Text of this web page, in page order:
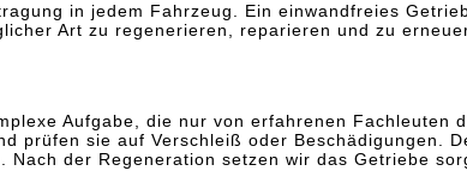
in jedem Fahrzeug. Ein einwandfreies
Art zu regenerieren, reparieren und zu
Aufgabe, die nur von erfahrenen
prüfen sie auf Verschleiß oder Beschädigungen.
der Regeneration setzen wir das Getriebe